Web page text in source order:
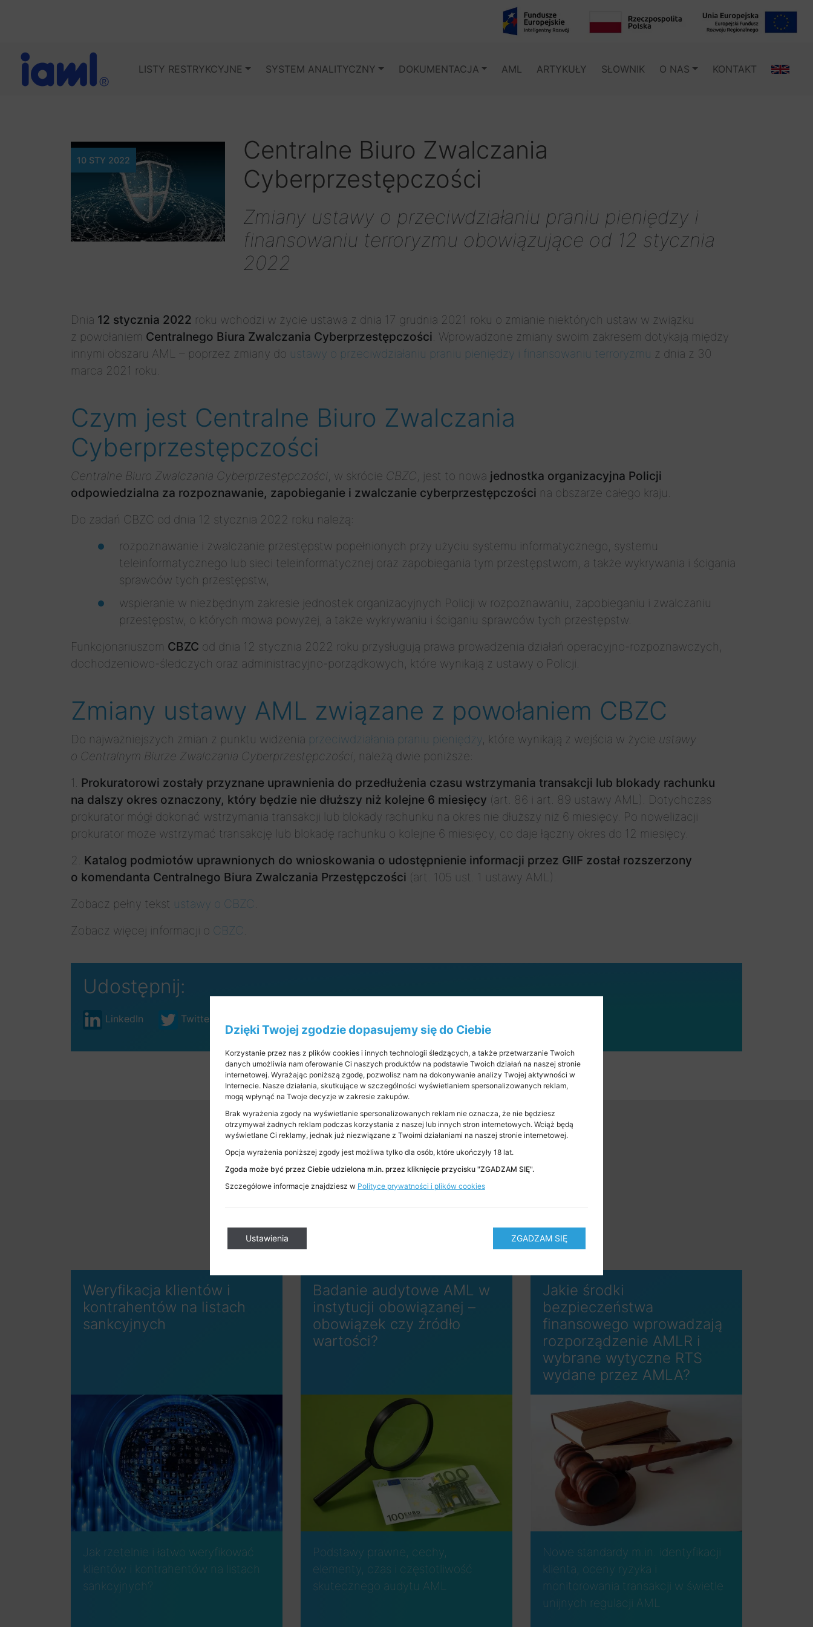
LISTY RESTRYKCYJNE SYSTEM ANALITYCZNY DOKUMENTACJA AML ARTYKUŁY SŁOWNIK O NAS KONTAKT
10 STY 2022
Centralne Biuro Zwalczania
Cyberprzestępczości
Zmiany ustawy o przeciwdziałaniu praniu pieniędzy i
finansowaniu terroryzmu obowiązujące od 12 stycznia
2022
Dnia 12 stycznia 2022 roku wchodzi w życie ustawa z dnia 17 grudnia 2021 roku o zmianie niektórych ustaw w związku
z powołaniem Centralnego Biura Zwalczania Cyberprzestępczości. Wprowadzone zmiany swoim zakresem dotykają między
innymi obszaru AML – poprzez zmiany do ustawy o przeciwdziałaniu praniu pieniędzy i finansowaniu terroryzmu z dnia z 30
marca 2021 roku.
Czym jest Centralne Biuro Zwalczania
Cyberprzestępczości
Centralne Biuro Zwalczania Cyberprzestępczości, w skrócie CBZC, jest to nowa jednostka organizacyjna Policji
odpowiedzialna za rozpoznawanie, zapobieganie i zwalczanie cyberprzestępczości na obszarze całego kraju.
Do zadań CBZC od dnia 12 stycznia 2022 roku należą:
rozpoznawanie i zwalczanie przestępstw popełnionych przy użyciu systemu informatycznego, systemu
teleinformatycznego lub sieci teleinformatycznej oraz zapobiegania tym przestępstwom, a także wykrywania i ścigania
sprawców tych przestępstw,
wspieranie w niezbędnym zakresie jednostek organizacyjnych Policji w rozpoznawaniu, zapobieganiu i zwalczaniu
przestępstw, o których mowa powyżej, a także wykrywaniu i ściganiu sprawców tych przestępstw.
Funkcjonariuszom CBZC od dnia 12 stycznia 2022 roku przysługują prawa prowadzenia działań operacyjno-rozpoznawczych,
dochodzeniowo-śledczych oraz administracyjno-porządkowych, które wynikają z ustawy o Policji.
Zmiany ustawy AML związane z powołaniem CBZC
Do najważniejszych zmian z punktu widzenia przeciwdziałania praniu pieniędzy, które wynikają z wejścia w życie ustawy
o Centralnym Biurze Zwalczania Cyberprzestępczości, należą dwie poniższe:
1. Prokuratorowi zostały przyznane uprawnienia do przedłużenia czasu wstrzymania transakcji lub blokady rachunku
na dalszy okres oznaczony, który będzie nie dłuższy niż kolejne 6 miesięcy (art. 86 i art. 89 ustawy AML). Dotychczas
prokurator mógł dokonać wstrzymania transakcji lub blokady rachunku na okres nie dłuższy niż 6 miesięcy. Po nowelizacji
prokurator może wstrzymać transakcję lub blokadę rachunku o kolejne 6 miesięcy, co daje łączny okres do 12 miesięcy.
2. Katalog podmiotów uprawnionych do wnioskowania o udostępnienie informacji przez GIIF został rozszerzony
o komendanta Centralnego Biura Zwalczania Przestępczości (art. 105 ust. 1 ustawy AML).
Zobacz pełny tekst ustawy o CBZC.
Zobacz więcej informacji o CBZC.
Udostępnij:
LinkedIn Twitter
Zobacz również
Weryfikacja klientów i
kontrahentów na listach
sankcyjnych
Jak rzetelnie i łatwo weryfikować
klientów i kontrahentów na listach
sankcyjnych?
Badanie audytowe AML w
instytucji obowiązanej –
obowiązek czy źródło
wartości?
Podstawy prawne, cechy,
elementy, czas i częstotliwość
skutecznego audytu AML
Jakie środki
bezpieczeństwa
finansowego wprowadzają
rozporządzenie AMLR i
wybrane wytyczne RTS
wydane przez AMLA?
Nowe standardy m.in. identyfikacji
klienta, oceny ryzyka i
monitorowania transakcji w świetle
unijnych regulacji AML
Dzięki Twojej zgodzie dopasujemy się do Ciebie
Korzystanie przez nas z plików cookies i innych technologii śledzących, a także przetwarzanie Twoich
danych umożliwia nam oferowanie Ci naszych produktów na podstawie Twoich działań na naszej stronie
internetowej. Wyrażając poniższą zgodę, pozwolisz nam na dokonywanie analizy Twojej aktywności w
Internecie. Nasze działania, skutkujące w szczególności wyświetlaniem spersonalizowanych reklam,
mogą wpłynąć na Twoje decyzje w zakresie zakupów.
Brak wyrażenia zgody na wyświetlanie spersonalizowanych reklam nie oznacza, że nie będziesz
otrzymywał żadnych reklam podczas korzystania z naszej lub innych stron internetowych. Wciąż będą
wyświetlane Ci reklamy, jednak już niezwiązane z Twoimi działaniami na naszej stronie internetowej.
Opcja wyrażenia poniższej zgody jest możliwa tylko dla osób, które ukończyły 18 lat.
Zgoda może być przez Ciebie udzielona m.in. przez kliknięcie przycisku "ZGADZAM SIĘ".
Szczegółowe informacje znajdziesz w Polityce prywatności i plików cookies
ZGADZAM SIĘ
Ustawienia